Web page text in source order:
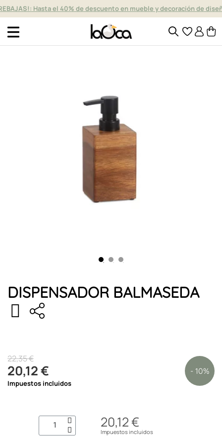
Hasta el 40% de descuento en mueble y decoración de
DISPENSADOR BALMASEDA
22,35 €
20,12 € - 10%
Impuestos incluidos
20,12 €
Impuestos incluidos